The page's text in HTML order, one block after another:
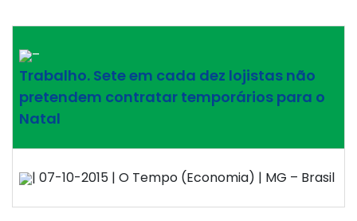
–
Trabalho. Sete em cada dez lojistas não
pretendem contratar temporários para o
Natal
| 07-10-2015 | O Tempo (Economia) | MG – Brasil